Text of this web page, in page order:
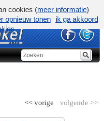
volgende >>
<< vorige
cookies (meer informatie)
opnieuw tonen
ik ga akkoord